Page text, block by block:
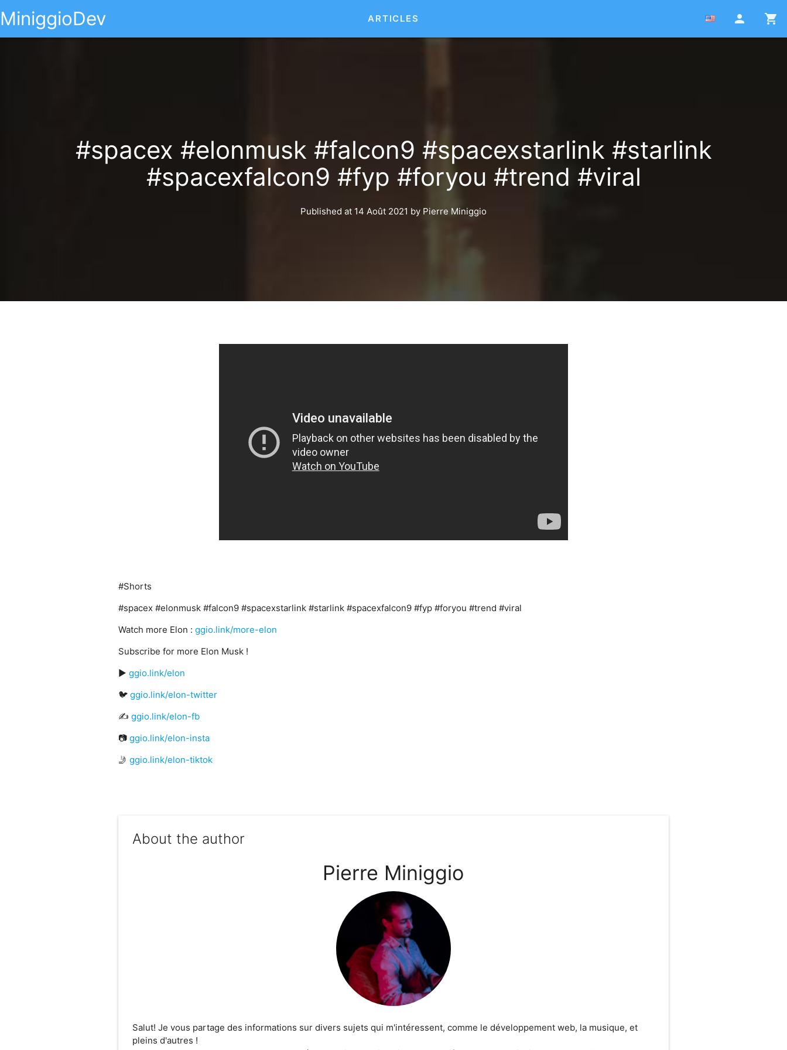
MiniggioDev ARTICLES person shopping_cart
#spacex #elonmusk #falcon9 #spacexstarlink #starlink
#spacexfalcon9 #fyp #foryou #trend #viral
Published at 14 Août 2021 by Pierre Miniggio
#Shorts
#spacex #elonmusk #falcon9 #spacexstarlink #starlink #spacexfalcon9 #fyp #foryou #trend #viral
Watch more Elon : ggio.link/more-elon
Subscribe for more Elon Musk !
▶️ ggio.link/elon
🐦 ggio.link/elon-twitter
✍ ggio.link/elon-fb
📷 ggio.link/elon-insta
🤳 ggio.link/elon-tiktok
About the author
Pierre Miniggio
Salut! Je vous partage des informations sur divers sujets qui m'intéressent, comme le développement web, la musique, et
pleins d'autres !